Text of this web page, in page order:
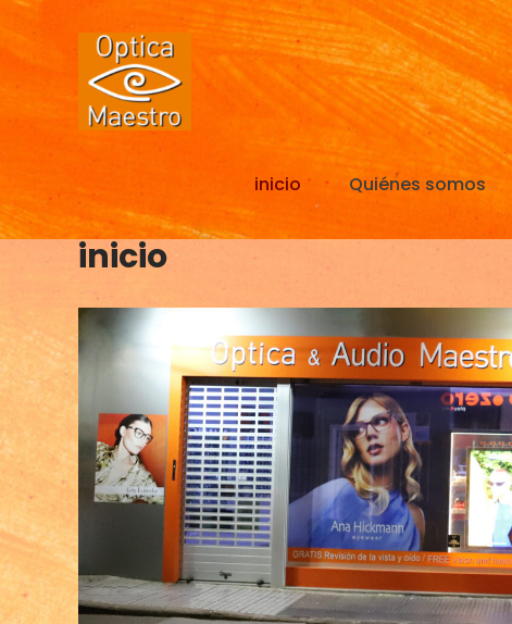
Skip
content
inicio Quiénes somos
inicio